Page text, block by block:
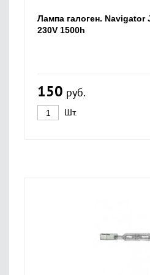
Лампа галоген. Navigator
230V 1500h
150 руб.
Шт.